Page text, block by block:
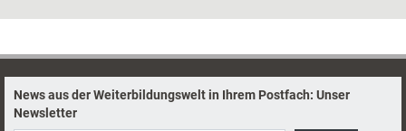
News aus der Weiterbildungswelt in Ihrem Postfach: Unser
Newsletter